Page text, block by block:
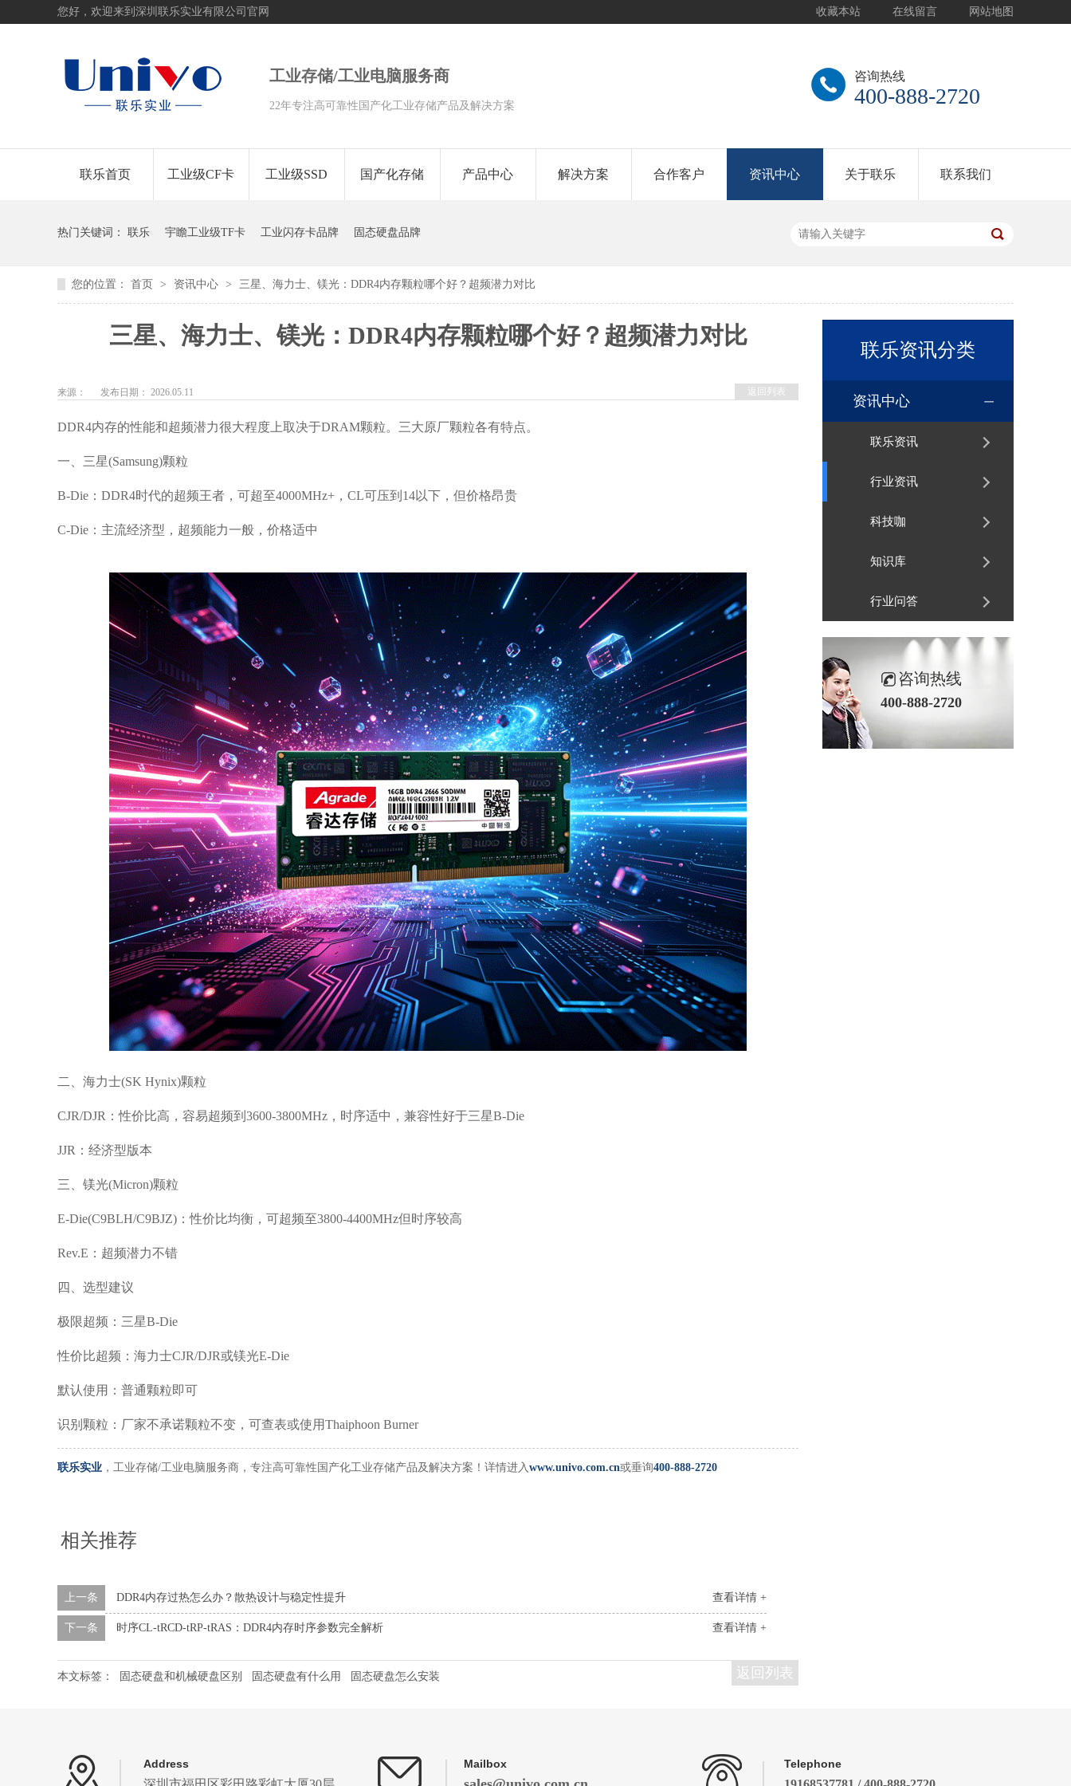
收藏本站 在线留言 网站地图
您好，欢迎来到深圳联乐实业有限公司官网
咨询热线
400-888-2720
工业存储/工业电脑服务商
22年专注高可靠性国产化工业存储产品及解决方案
联乐首页 工业级CF卡 工业级SSD 国产化存储 产品中心 解决方案 合作客户 资讯中心 关于联乐 联系我们
热门关键词： 联乐 宇瞻工业级TF卡 工业闪存卡品牌 固态硬盘品牌
您的位置： 首页 > 资讯中心 > 三星、海力士、镁光：DDR4内存颗粒哪个好？超频潜力对比
三星、海力士、镁光：DDR4内存颗粒哪个好？超频潜力对比
返回列表
来源： 发布日期： 2026.05.11
DDR4内存的性能和超频潜力很大程度上取决于DRAM颗粒。三大原厂颗粒各有特点。
一、三星(Samsung)颗粒
B-Die：DDR4时代的超频王者，可超至4000MHz+，CL可压到14以下，但价格昂贵
C-Die：主流经济型，超频能力一般，价格适中
二、海力士(SK Hynix)颗粒
CJR/DJR：性价比高，容易超频到3600-3800MHz，时序适中，兼容性好于三星B-Die
JJR：经济型版本
三、镁光(Micron)颗粒
E-Die(C9BLH/C9BJZ)：性价比均衡，可超频至3800-4400MHz但时序较高
Rev.E：超频潜力不错
四、选型建议
极限超频：三星B-Die
性价比超频：海力士CJR/DJR或镁光E-Die
默认使用：普通颗粒即可
识别颗粒：厂家不承诺颗粒不变，可查表或使用Thaiphoon Burner
联乐实业 ，工业存储/工业电脑服务商，专注高可靠性国产化工业存储产品及解决方案！详情进入www.univo.com.cn或垂询400-888-2720
相关推荐
查看详情 +
上一条 DDR4内存过热怎么办？散热设计与稳定性提升
查看详情 +
下一条 时序CL-tRCD-tRP-tRAS：DDR4内存时序参数完全解析
返回列表
本文标签： 固态硬盘和机械硬盘区别 固态硬盘有什么用 固态硬盘怎么安装
联乐资讯分类
资讯中心
联乐资讯
行业资讯
科技咖
知识库
行业问答
咨询热线
400-888-2720
Address Mailbox Telephone